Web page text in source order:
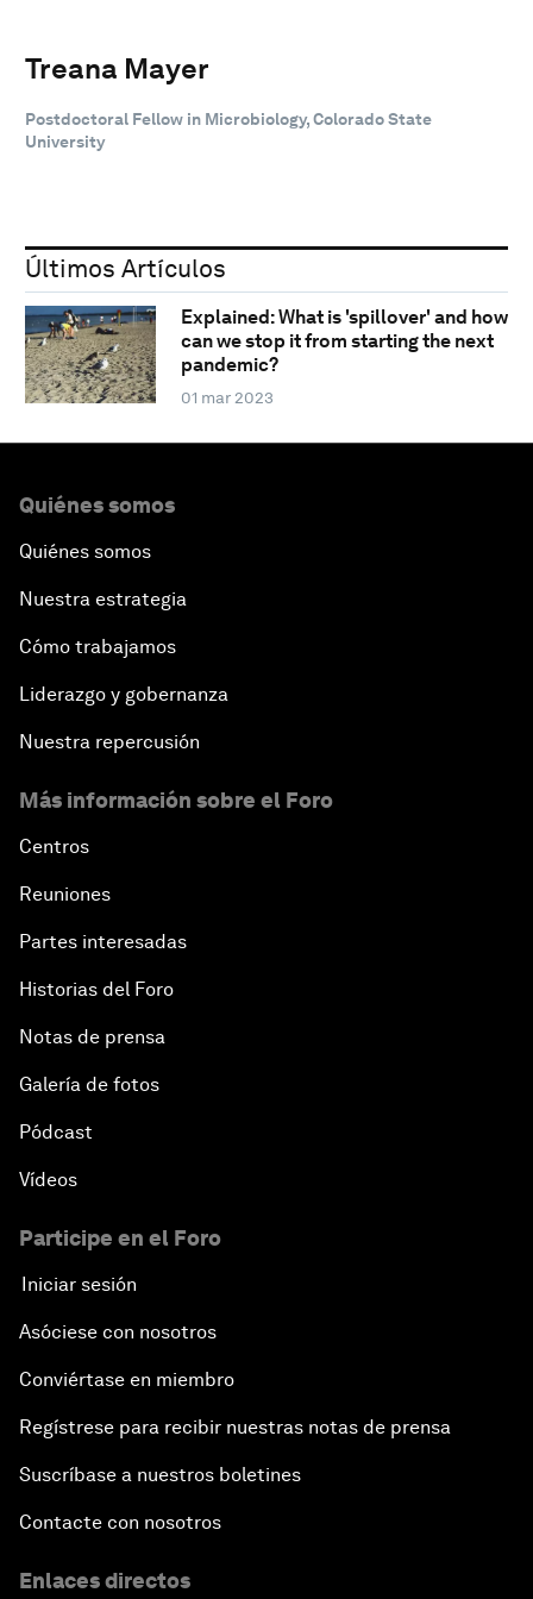
Treana Mayer
Postdoctoral Fellow in Microbiology, Colorado State
University
Últimos Artículos
Explained: What is 'spillover' and how
can we stop it from starting the next
pandemic?
01 mar 2023
Quiénes somos
Quiénes somos
Nuestra estrategia
Cómo trabajamos
Liderazgo y gobernanza
Nuestra repercusión
Más información sobre el Foro
Centros
Reuniones
Partes interesadas
Historias del Foro
Notas de prensa
Galería de fotos
Pódcast
Vídeos
Participe en el Foro
Iniciar sesión
Asóciese con nosotros
Conviértase en miembro
Regístrese para recibir nuestras notas de prensa
Suscríbase a nuestros boletines
Contacte con nosotros
Enlaces directos